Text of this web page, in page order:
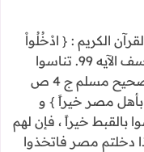
الكريم : { ادْخُلُواْ
مِصْرَ إِن شَاء اللّهُ آمِنِينَ } من سورة يوسف الآيه 99. تناسوا
الحديث النبوي الشريف الذي جاء في صحيح مسلم ج 4 ص
بأهل مصر خيراً } و
بالقبط خيراً ، فإن لهم
دخلتم مصر فاتخذوا